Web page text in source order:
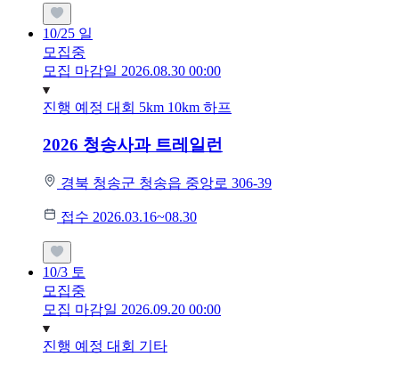
10/25 일
모집중
모집 마감일 2026.08.30 00:00
진행 예정 대회 5km 10km 하프
2026 청송사과 트레일런
경북 청송군 청송읍 중앙로 306-39
접수 2026.03.16~08.30
10/3 토
모집중
모집 마감일 2026.09.20 00:00
진행 예정 대회 기타